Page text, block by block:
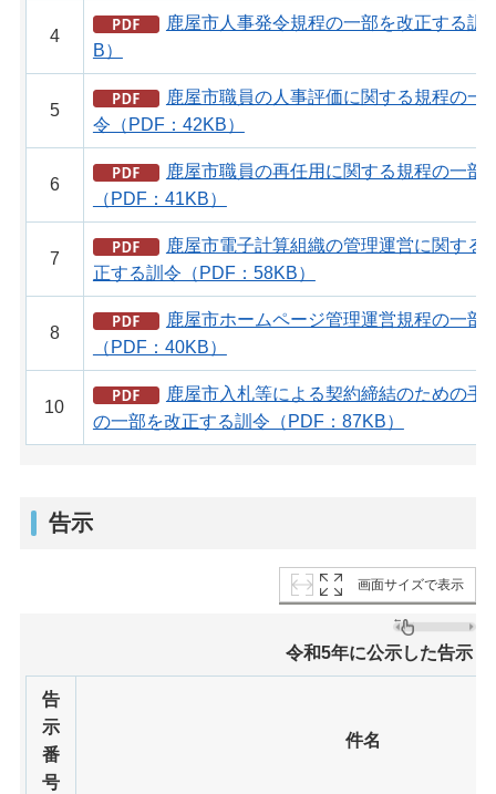
4
鹿屋市人事発令規程の一部を改正する訓
B）
5
鹿屋市職員の人事評価に関する規程の一
令（PDF：42KB）
6
鹿屋市職員の再任用に関する規程の一部
（PDF：41KB）
7
鹿屋市電子計算組織の管理運営に関する
正する訓令（PDF：58KB）
8
鹿屋市ホームページ管理運営規程の一部
（PDF：40KB）
10
鹿屋市入札等による契約締結のための手
の一部を改正する訓令（PDF：87KB）
告示
画面サイズで表示
令和5年に公示した告示
告
示
番
号
件名